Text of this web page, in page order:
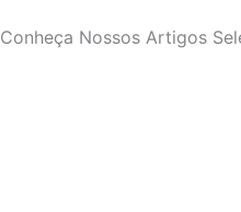
Conheça Nossos Artigos